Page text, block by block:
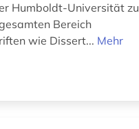
Humboldt-Universität zu
Bereich
wie Dissert... Mehr